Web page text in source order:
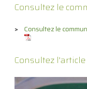
Consultez le
Consultez le
Consultez l'article